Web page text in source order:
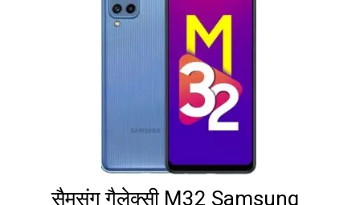
सैमसंग गैलेक्सी M32 Samsung